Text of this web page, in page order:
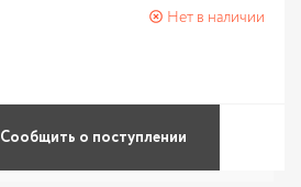
Нет в наличии
Сообщить о поступлении